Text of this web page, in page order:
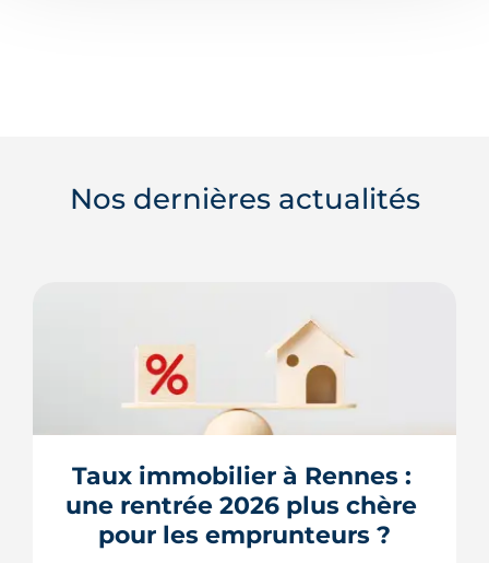
Nos dernières actualités
Taux immobilier à Rennes :
une rentrée 2026 plus chère
pour les emprunteurs ?